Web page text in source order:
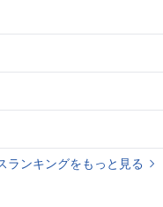
ランキングをもっと見る